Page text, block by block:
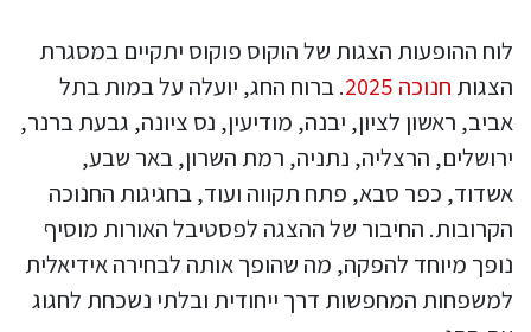
לוח ההופעות הצגות של הוקוס פוקוס יתקיים במסגרת
הצגות חנוכה 2025
. ברוח החג, יועלה על במות בתל
אביב, ראשון לציון, יבנה, מודיעין, נס ציונה, גבעת ברנר,
ירושלים, הרצליה, נתניה, רמת השרון, באר שבע,
אשדוד, כפר סבא, פתח תקווה ועוד, בחגיגות החנוכה
הקרובות. החיבור של ההצגה לפסטיבל האורות מוסיף
נופך מיוחד להפקה, מה שהופך אותה לבחירה אידיאלית
למשפחות המחפשות דרך ייחודית ובלתי נשכחת לחגוג